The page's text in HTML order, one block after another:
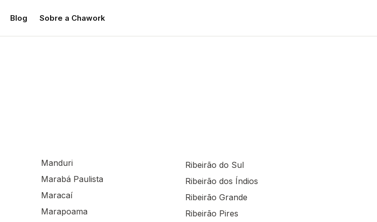
Blog Sobre a Chawork
Manduri
Marabá Paulista
Maracaí
Marapoama
Ribeirão do Sul
Ribeirão dos Índios
Ribeirão Grande
Ribeirão Pires